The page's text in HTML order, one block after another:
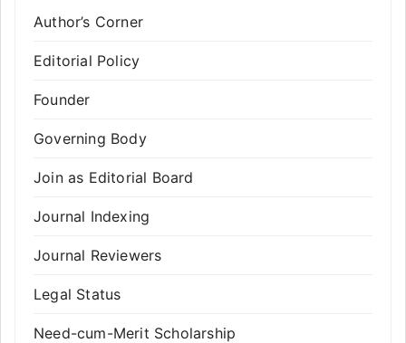
Author’s Corner
Editorial Policy
Founder
Governing Body
Join as Editorial Board
Journal Indexing
Journal Reviewers
Legal Status
Need-cum-Merit Scholarship